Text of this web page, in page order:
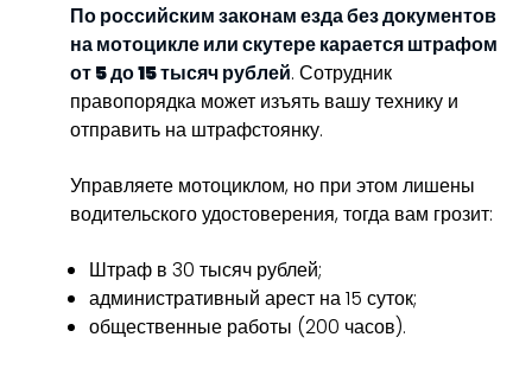
По российским законам езда без документов
на мотоцикле или скутере карается штрафом
от 5 до 15 тысяч рублей. Сотрудник
правопорядка может изъять вашу технику и
отправить на штрафстоянку.
Управляете мотоциклом, но при этом лишены
водительского удостоверения, тогда вам грозит:
Штраф в 30 тысяч рублей;
административный арест на 15 суток;
общественные работы (200 часов).